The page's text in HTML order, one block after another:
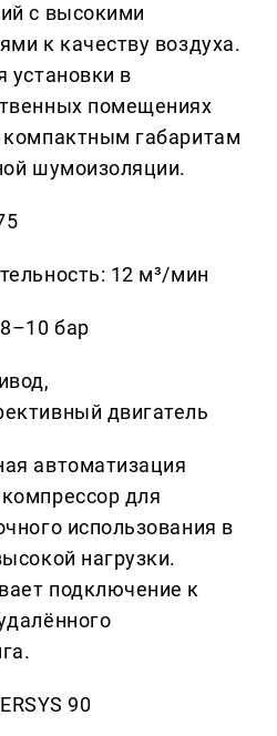
с высокими
к качеству воздуха.
установки в
помещениях
компактным габаритам
шумоизоляции.
12 м³/мин
бар
двигатель
автоматизация
для
использования в
нагрузки.
подключение к
90